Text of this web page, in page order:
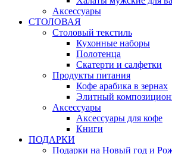
Аксессуары
СТОЛОВАЯ
Столовый текстиль
Кухонные наборы
Полотенца
Скатерти и салфетки
Продукты питания
Кофе арабика в зернах
Элитный
Аксессуары
Аксессуары для кофе
Книги
ПОДАРКИ
Подарки на Новый год и